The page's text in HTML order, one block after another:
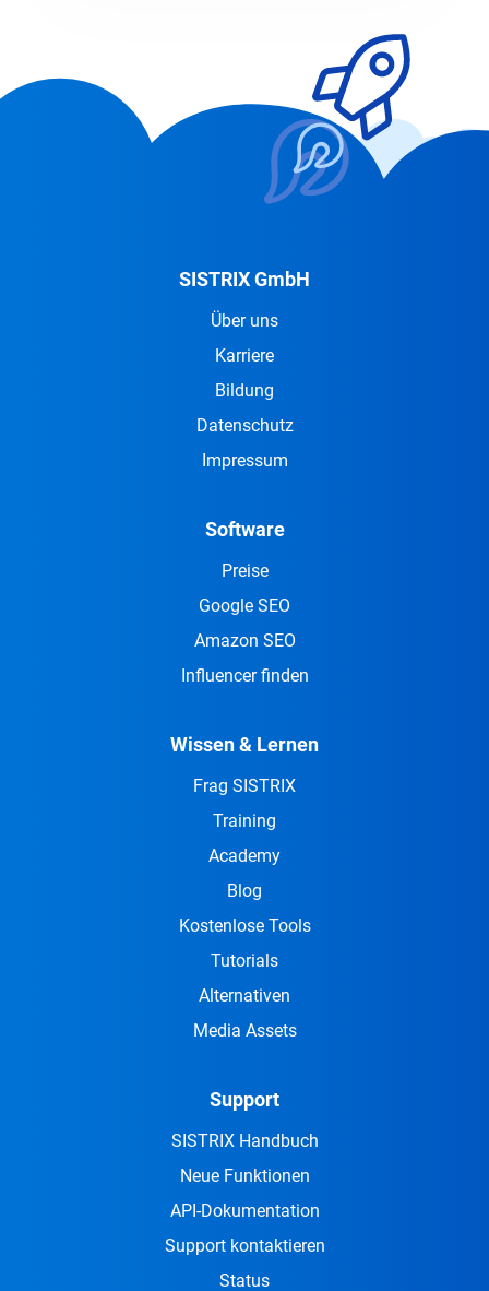
SISTRIX GmbH
Über uns
Karriere
Bildung
Datenschutz
Impressum
Software
Preise
Google SEO
Amazon SEO
Influencer finden
Wissen & Lernen
Frag SISTRIX
Training
Academy
Blog
Kostenlose Tools
Tutorials
Alternativen
Media Assets
Support
SISTRIX Handbuch
Neue Funktionen
API-Dokumentation
Support kontaktieren
Status